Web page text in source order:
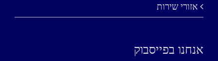
אזורי שירות
אנחנו בפייסבוק